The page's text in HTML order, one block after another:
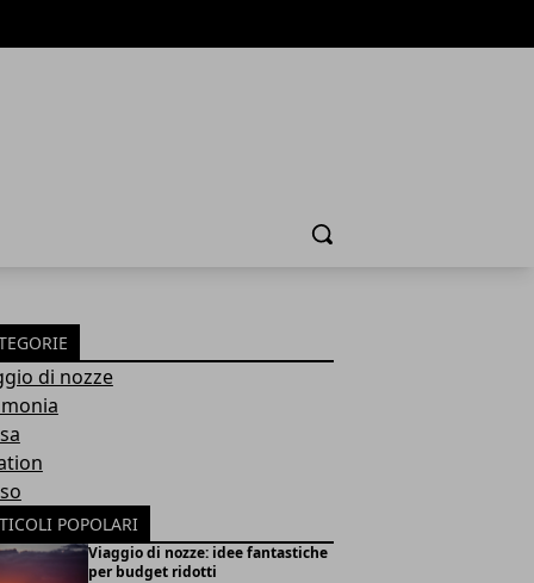
Cerca
di nozze
POPOLARI
Viaggio di nozze: idee fantastiche
per budget ridotti